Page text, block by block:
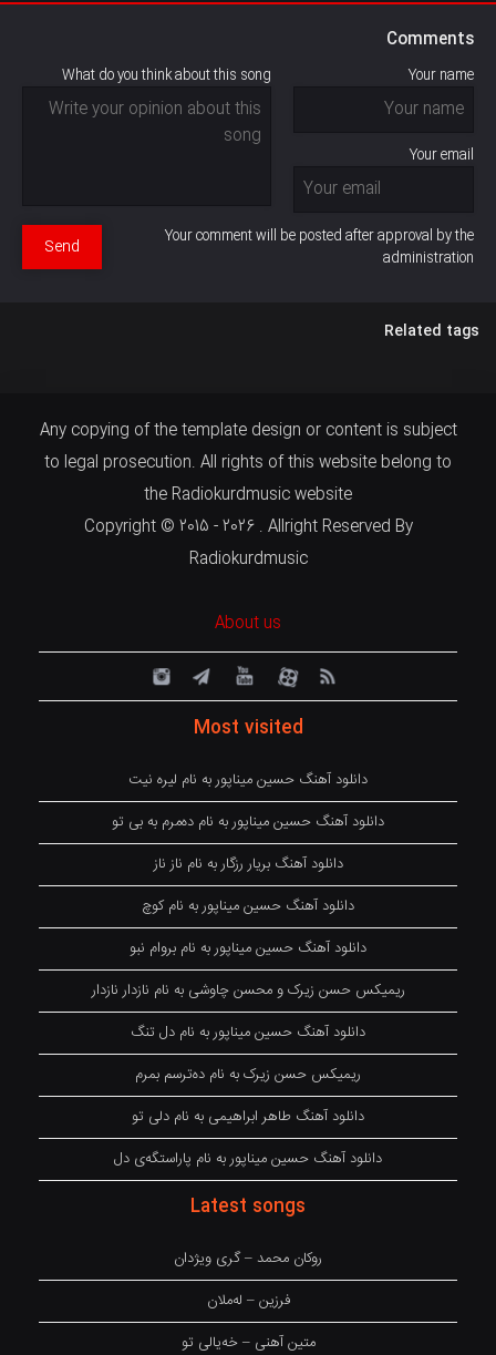
Comments
Your name
Your email
What do you think about this song
Your comment will be posted after approval by the
administration
Send
Related tags
Any copying of the template design or content is subject
to legal prosecution. All rights of this website belong to
the Radiokurdmusic website
Copyright © 2015 - 2026 . Allright Reserved By
Radiokurdmusic
About us
Most visited
دانلود آهنگ حسین میناپور به نام لیره نیت
دانلود آهنگ حسین میناپور به نام دەمرم بە بی تو
دانلود آهنگ بریار رزگار به نام ناز ناز
دانلود آهنگ حسین میناپور به نام کوچ
دانلود آهنگ حسین میناپور به نام بروام نبو
ریمیکس حسن زیرک و محسن چاوشی به نام نازدار نازدار
دانلود آهنگ حسین میناپور به نام دل تنگ
ریمیکس حسن زیرک به نام دەترسم بمرم
دانلود آهنگ طاهر ابراهیمی به نام دلی تو
دانلود آهنگ حسین میناپور به نام پاراستگەی دل
Latest songs
روکان محمد – گری ویژدان
فرزین – لەملان
متین آهنی – خەیالی تو